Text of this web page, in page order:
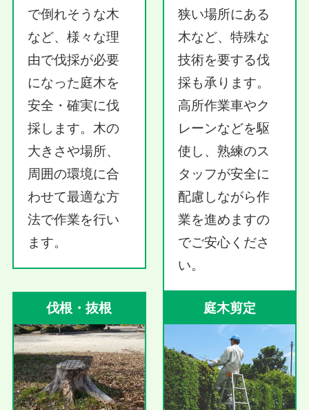
で倒れそうな木
など、様々な理
由で伐採が必要
になった庭木を
安全・確実に伐
採します。木の
大きさや場所、
周囲の環境に合
わせて最適な方
法で作業を行い
ます。
狭い場所にある
木など、特殊な
技術を要する伐
採も承ります。
高所作業車やク
レーンなどを駆
使し、熟練のス
タッフが安全に
配慮しながら作
業を進めますの
でご安心くださ
い。
伐根・抜根 庭木剪定